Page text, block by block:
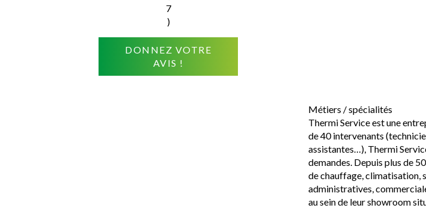
7
)
DONNEZ VOTRE
AVIS !
Métiers / spécialités
Thermi Service est une
de 40 intervenants
assistantes…), Thermi
demandes. Depuis plus de
de chauffage, climatisation,
administratives,
au sein de leur showroom